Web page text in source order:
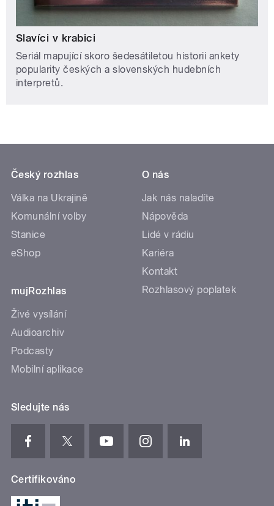
Slavíci v krabici
Seriál mapující skoro šedesátiletou historii ankety
popularity českých a slovenských hudebních
interpretů.
Český rozhlas
Válka na Ukrajině
Komunální volby
Stanice
eShop
mujRozhlas
Živé vysílání
Audioarchiv
Podcasty
Mobilní aplikace
O nás
Jak nás naladíte
Nápověda
Lidé v rádiu
Kariéra
Kontakt
Rozhlasový poplatek
Sledujte nás
Certifikováno